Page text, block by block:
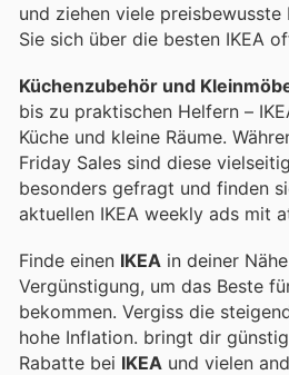
und ziehen viele preisbewusste
Sie sich über die besten IKEA
Küchenzubehör und
bis zu praktischen Helfern –
Küche und kleine Räume.
Friday Sales sind diese
besonders gefragt und finden
aktuellen IKEA weekly ads mit
Finde einen IKEA in deiner
Vergünstigung, um das Beste
bekommen. Vergiss die
hohe Inflation. bringt dir
Rabatte bei IKEA und vielen